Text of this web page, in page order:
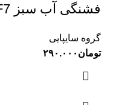
فشنگی آب سبز EF7 ایساکویی
گروه سایپایی
تومان ۲۹۰.۰۰۰